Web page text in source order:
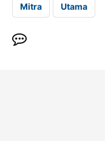
Mitra Utama